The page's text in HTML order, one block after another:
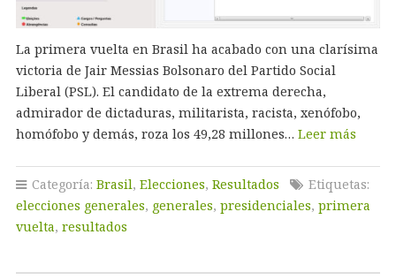
La primera vuelta en Brasil ha acabado con una clarísima
victoria de Jair Messias Bolsonaro del Partido Social
Liberal (PSL). El candidato de la extrema derecha,
admirador de dictaduras, militarista, racista, xenófobo,
homófobo y demás, roza los 49,28 millones… Leer más
Categoría: Brasil, Elecciones, Resultados
Etiquetas:
elecciones generales, generales, presidenciales, primera
vuelta, resultados